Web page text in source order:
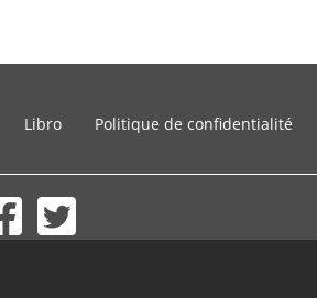
Libro Politique de confidentialité